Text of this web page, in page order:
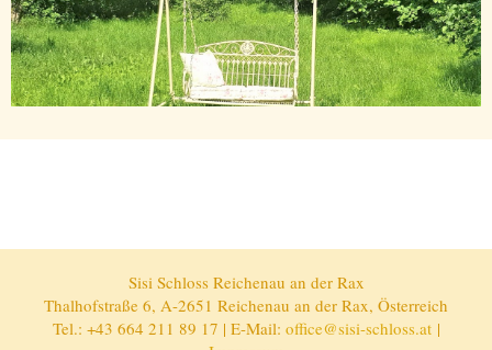
Sisi Schloss Reichenau an der Rax
Thalhofstraße 6, A-2651 Reichenau an der Rax, Österreich
Tel.: +43 664 211 89 17 | E-Mail: office@sisi-schloss.at|